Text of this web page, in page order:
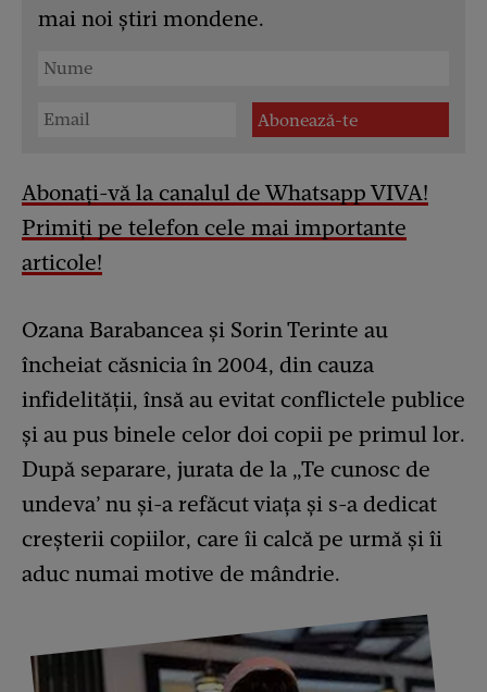
mai noi știri mondene.
Abonați-vă la canalul de Whatsapp VIVA!
Primiți pe telefon cele mai importante
articole!
Ozana Barabancea și Sorin Terinte au
încheiat căsnicia în 2004, din cauza
infidelității, însă au evitat conflictele publice
și au pus binele celor doi copii pe primul lor.
După separare, jurata de la „Te cunosc de
undeva’ nu și-a refăcut viața și s-a dedicat
creșterii copiilor, care îi calcă pe urmă și îi
aduc numai motive de mândrie.